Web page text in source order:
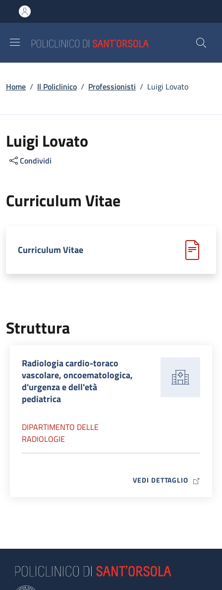
al contenuto principale
to footer content
Briciole di pane
Home / Il Policlinico / Professionisti / Luigi Lovato
Luigi Lovato
Condividi
Curriculum Vitae
Curriculum Vitae
Struttura
Radiologia cardio-toraco
vascolare, oncoematologica,
d'urgenza e dell'età
pediatrica
DIPARTIMENTO DELLE
RADIOLOGIE
VEDI DETTAGLIO MAP ICON